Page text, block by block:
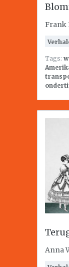
Frank
Tags:
Anna